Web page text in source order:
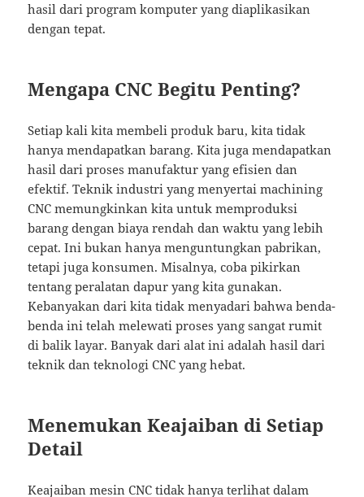
hasil dari program komputer yang diaplikasikan
dengan tepat.
Mengapa CNC Begitu Penting?
Setiap kali kita membeli produk baru, kita tidak
hanya mendapatkan barang. Kita juga mendapatkan
hasil dari proses manufaktur yang efisien dan
efektif. Teknik industri yang menyertai machining
CNC memungkinkan kita untuk memproduksi
barang dengan biaya rendah dan waktu yang lebih
cepat. Ini bukan hanya menguntungkan pabrikan,
tetapi juga konsumen. Misalnya, coba pikirkan
tentang peralatan dapur yang kita gunakan.
Kebanyakan dari kita tidak menyadari bahwa benda-
benda ini telah melewati proses yang sangat rumit
di balik layar. Banyak dari alat ini adalah hasil dari
teknik dan teknologi CNC yang hebat.
Menemukan Keajaiban di Setiap
Detail
Keajaiban mesin CNC tidak hanya terlihat dalam